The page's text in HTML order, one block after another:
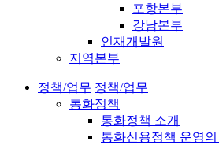
포항본부
강남본부
인재개발원
지역본부
정책/업무 정책/업무
통화정책
통화정책 소개
통화신용정책 운영